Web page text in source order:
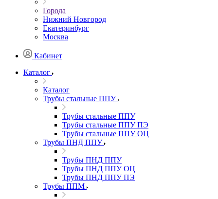
Города
Нижний Новгород
Екатеринбург
Москва
Кабинет
Каталог
Каталог
Трубы стальные ППУ
Трубы стальные ППУ
Трубы стальные ППУ ПЭ
Трубы стальные ППУ ОЦ
Трубы ПНД ППУ
Трубы ПНД ППУ
Трубы ПНД ППУ ОЦ
Трубы ПНД ППУ ПЭ
Трубы ППМ